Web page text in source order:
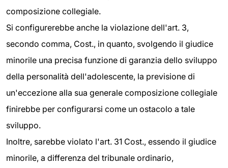
composizione collegiale.
Si configurerebbe anche la violazione dell'art. 3,
secondo comma, Cost., in quanto, svolgendo il giudice
minorile una precisa funzione di garanzia dello sviluppo
della personalità dell'adolescente, la previsione di
un'eccezione alla sua generale composizione collegiale
finirebbe per configurarsi come un ostacolo a tale
sviluppo.
Inoltre, sarebbe violato l'art. 31 Cost., essendo il giudice
minorile, a differenza del tribunale ordinario,